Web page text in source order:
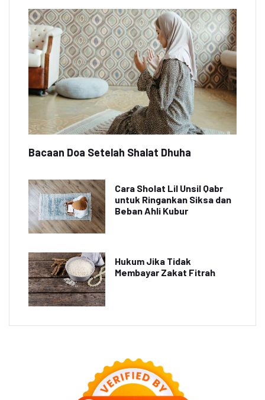
Bacaan Doa Setelah Shalat Dhuha
Cara Sholat Lil Unsil Qabr
untuk Ringankan Siksa dan
Beban Ahli Kubur
Hukum Jika Tidak
Membayar Zakat Fitrah